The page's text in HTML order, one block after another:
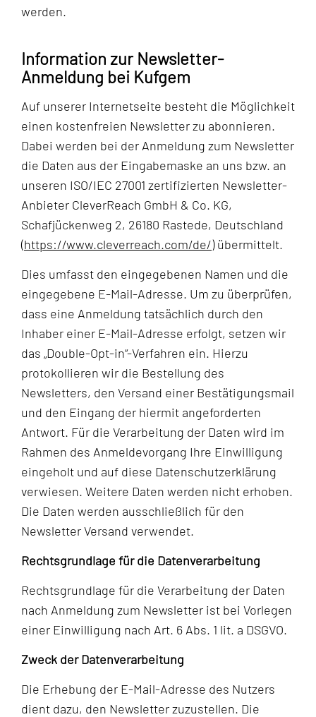
werden.
Information zur Newsletter-
Anmeldung bei Kufgem
Auf unserer Internetseite besteht die Möglichkeit
einen kostenfreien Newsletter zu abonnieren.
Dabei werden bei der Anmeldung zum Newsletter
die Daten aus der Eingabemaske an uns bzw. an
unseren ISO/IEC 27001 zertifizierten Newsletter-
Anbieter CleverReach GmbH & Co. KG,
Schafjückenweg 2, 26180 Rastede, Deutschland
(https://www.cleverreach.com/de/) übermittelt.
Dies umfasst den eingegebenen Namen und die
eingegebene E-Mail-Adresse. Um zu überprüfen,
dass eine Anmeldung tatsächlich durch den
Inhaber einer E-Mail-Adresse erfolgt, setzen wir
das „Double-Opt-in“-Verfahren ein. Hierzu
protokollieren wir die Bestellung des
Newsletters, den Versand einer Bestätigungsmail
und den Eingang der hiermit angeforderten
Antwort. Für die Verarbeitung der Daten wird im
Rahmen des Anmeldevorgang Ihre Einwilligung
eingeholt und auf diese Datenschutzerklärung
verwiesen. Weitere Daten werden nicht erhoben.
Die Daten werden ausschließlich für den
Newsletter Versand verwendet.
Rechtsgrundlage für die Datenverarbeitung
Rechtsgrundlage für die Verarbeitung der Daten
nach Anmeldung zum Newsletter ist bei Vorlegen
einer Einwilligung nach Art. 6 Abs. 1 lit. a DSGVO.
Zweck der Datenverarbeitung
Die Erhebung der E-Mail-Adresse des Nutzers
dient dazu, den Newsletter zuzustellen. Die